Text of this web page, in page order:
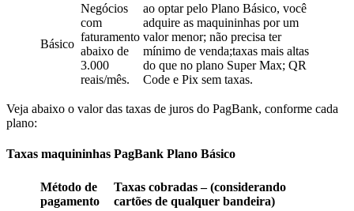
Básico
Negócios
com
faturamento
abaixo de
3.000
reais/mês.
ao optar pelo Plano Básico, você
adquire as maquininhas por um
valor menor; não precisa ter
mínimo de venda;taxas mais altas
do que no plano Super Max; QR
Code e Pix sem taxas.
Veja abaixo o valor das taxas de juros do PagBank, conforme cada
plano:
Taxas maquininhas PagBank Plano Básico
Método de
pagamento
Taxas cobradas – (considerando
cartões de qualquer bandeira)